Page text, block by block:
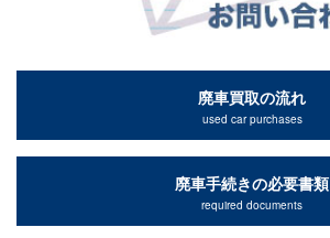
廃車買取の流れ
used car purchases
廃車手続きの必要書類
required documents